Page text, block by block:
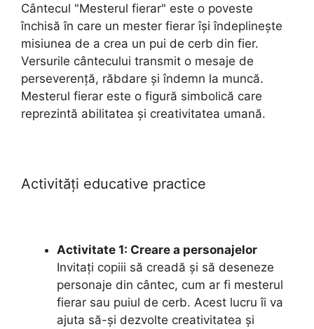
Cântecul "Mesterul fierar" este o poveste
închisă în care un mester fierar își îndeplinește
misiunea de a crea un pui de cerb din fier.
Versurile cântecului transmit o mesaje de
perseverență, răbdare și îndemn la muncă.
Mesterul fierar este o figură simbolică care
reprezintă abilitatea și creativitatea umană.
Activități educative practice
Activitate 1: Creare a personajelor
Invitați copiii să creadă și să deseneze
personaje din cântec, cum ar fi mesterul
fierar sau puiul de cerb. Acest lucru îi va
ajuta să-și dezvolte creativitatea și